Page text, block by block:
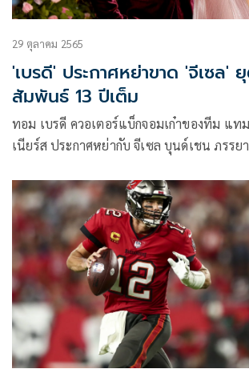
29 ตุลาคม 2565
'เบรดี' ประกาศหย่าขาด 'จีเซล'
สัมพันธ์ 13 ปีเต็ม
ทอม เบรดี ควอเตอร์แบ็กจอมเก๋าของทีม แท
เนียร์ส ประกาศหย่ากับ จีเซล บุนด์เชน ภรรย
ท้องถิ่นสหรัฐอเมริกา ปิดฉากชีวิตคู่ที่ยาวนาน